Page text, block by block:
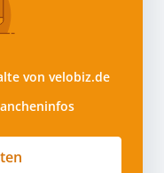
von velobiz.de